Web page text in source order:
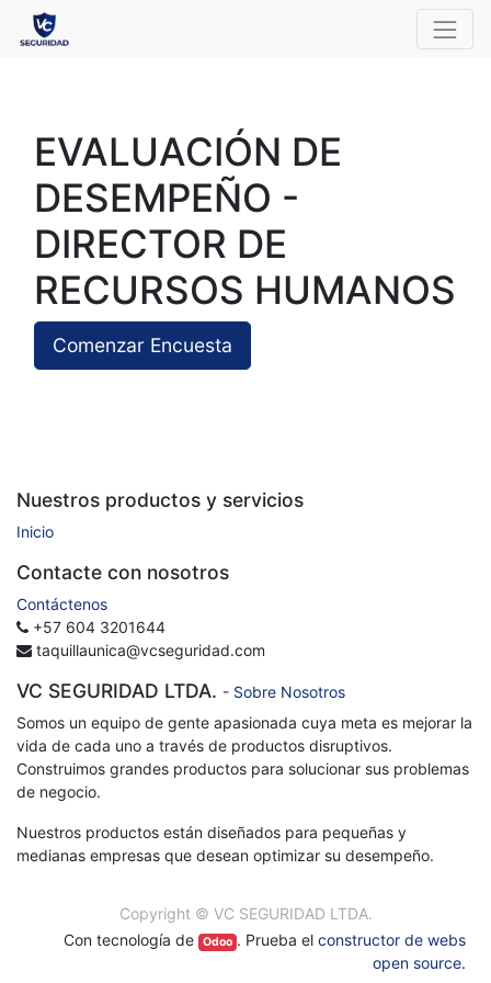
EVALUACIÓN DE
DESEMPEÑO -
DIRECTOR DE
RECURSOS HUMANOS
Comenzar Encuesta
Nuestros productos y servicios
Inicio
Contacte con nosotros
Contáctenos
+57 604 3201644
taquillaunica@vcseguridad.com
VC SEGURIDAD LTDA. - Sobre Nosotros
Somos un equipo de gente apasionada cuya meta es mejorar la
vida de cada uno a través de productos disruptivos.
Construimos grandes productos para solucionar sus problemas
de negocio.
Nuestros productos están diseñados para pequeñas y
medianas empresas que desean optimizar su desempeño.
Copyright © VC SEGURIDAD LTDA.
Con tecnología de
Odoo . Prueba el constructor de webs
open source.